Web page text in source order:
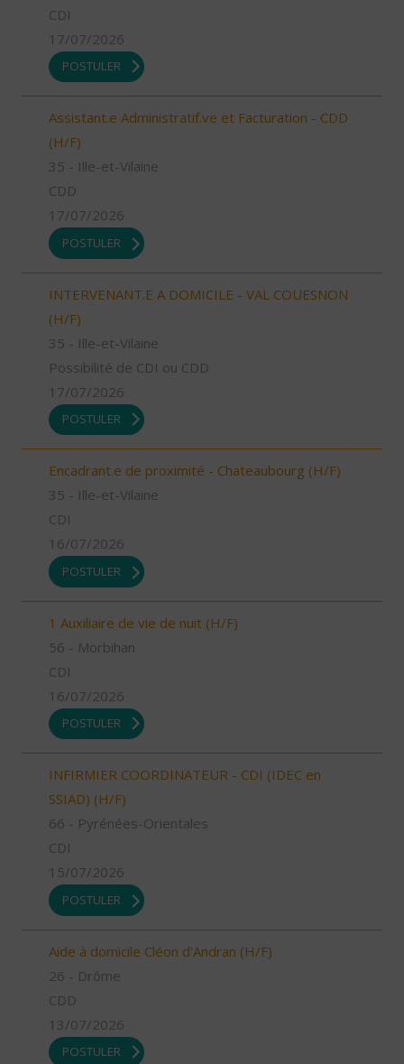
CDI
17/07/2026
POSTULER
Assistant.e Administratif.ve et Facturation - CDD
(H/F)
35 - Ille-et-Vilaine
CDD
17/07/2026
POSTULER
INTERVENANT.E A DOMICILE - VAL COUESNON
(H/F)
35 - Ille-et-Vilaine
Possibilité de CDI ou CDD
17/07/2026
POSTULER
Encadrant.e de proximité - Chateaubourg (H/F)
35 - Ille-et-Vilaine
CDI
16/07/2026
POSTULER
1 Auxiliaire de vie de nuit (H/F)
56 - Morbihan
CDI
16/07/2026
POSTULER
INFIRMIER COORDINATEUR - CDI (IDEC en
SSIAD) (H/F)
66 - Pyrénées-Orientales
CDI
15/07/2026
POSTULER
Aide à domicile Cléon d'Andran (H/F)
26 - Drôme
CDD
13/07/2026
POSTULER